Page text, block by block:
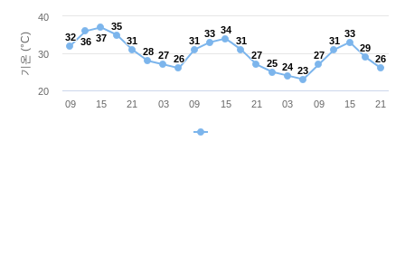
기온 (°C) 32
32 36
36 37
37
35
35
31
31
28
28 27
27 26
26
31
31
33
33 34
34
31
31
27
27
25
25 24
24 23
23
27
27
31
31
33
33
29
29
26
26
09 15 21 03 09 15 21 03 09 15 21
20
30
40